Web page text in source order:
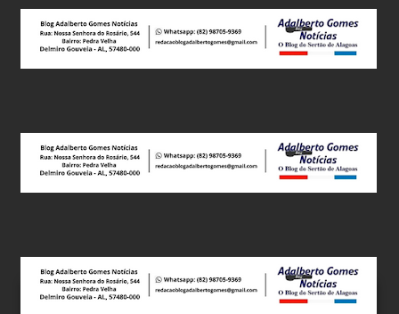
Este site utiliza cookies para melhorar sua experiência e